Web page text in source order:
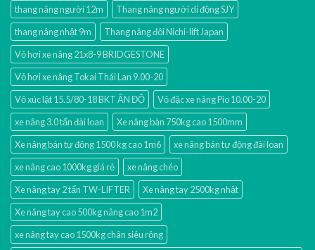
thang nâng người 12m
Thang nâng người di động SJY
thang nâng nhật 9m
Thang nâng đôi Nichi-lift Japan
Vỏ hơi xe nâng 21x8-9 BRIDGESTONE
Vỏ hơi xe nâng Tokai Thái Lan 9.00-20
Vỏ xúc lật 15.5/80-18 BKT ẤN ĐỘ
Vỏ đặc xe nâng Pio 10.00-20
xe nâng 3.0 tấn đài loan
Xe nâng bàn 750kg cao 1500mm
Xe nâng bán tự động 1500 kg cao 1m6
xe nâng bán tự động đài loan
xe nâng cao 1000kg giá rẻ
xe nâng chéo
Xe nâng tay 2 tấn TW-LIFTER
Xe nâng tay 2500kg nhật
Xe nâng tay cao 500kg nâng cao 1m2
xe nâng tay cao 1500kg chân siêu rộng